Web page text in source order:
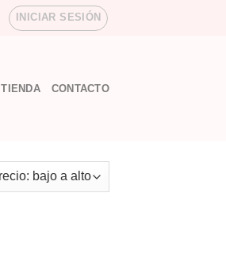
INICIAR SESIÓN
TIENDA CONTACTO